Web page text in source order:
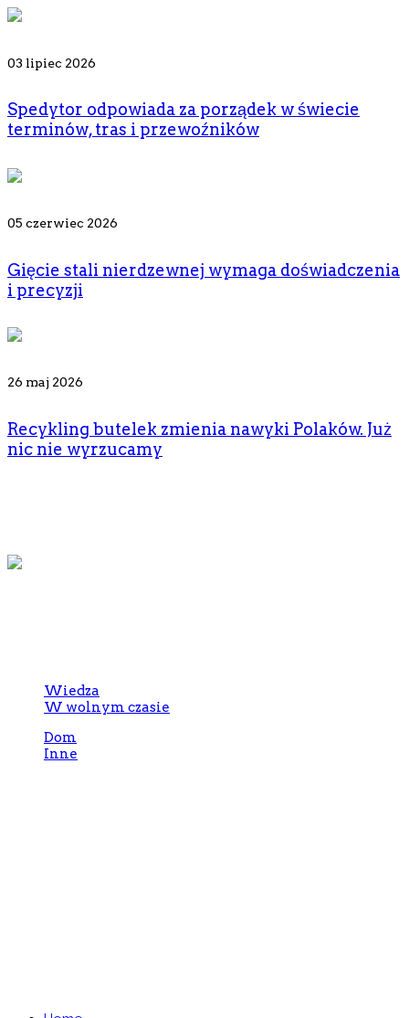
03 lipiec 2026
Spedytor odpowiada za porządek w świecie
terminów, tras i przewoźników
05 czerwiec 2026
Gięcie stali nierdzewnej wymaga doświadczenia
i precyzji
26 maj 2026
Recykling butelek zmienia nawyki Polaków. Już
nic nie wyrzucamy
Wiedza
W wolnym czasie
Dom
Inne